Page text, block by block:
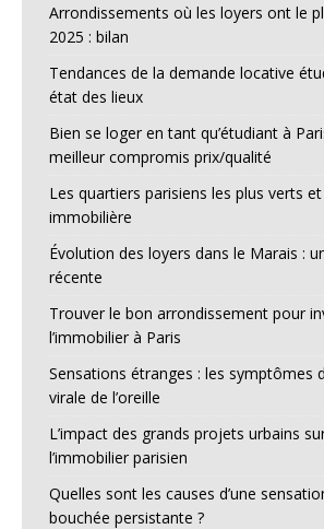
Arrondissements où les loyers ont le
2025 : bilan
Tendances de la demande locative
état des lieux
Bien se loger en tant qu’étudiant à
meilleur compromis prix/qualité
Les quartiers parisiens les plus verts
immobilière
Évolution des loyers dans le Marais :
récente
Trouver le bon arrondissement pour
l’immobilier à Paris
Sensations étranges : les symptômes
virale de l’oreille
L’impact des grands projets urbains
l’immobilier parisien
Quelles sont les causes d’une
bouchée persistante ?